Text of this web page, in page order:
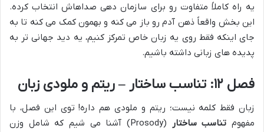
یه راه کاملاً متفاوت رو برای سازمان دهی صداهاش انتخاب کرده.
این بخش واقعاً ذهن آدم رو باز می کنه و بهمون کمک می کنه تا به
جای اینکه فقط روی یه زبان خاص تمرکز کنیم، یه دید جهانی تر به
پدیده های زبانی داشته باشیم.
فصل ۱۲: تناسب ساختار – ریتم و ملودی زبان
زبان فقط کلمه نیست؛ ریتم و ملودی هم داره! توی این فصل، با
مفهوم تناسب ساختار
(Prosody) آشنا می شیم که شامل وزن